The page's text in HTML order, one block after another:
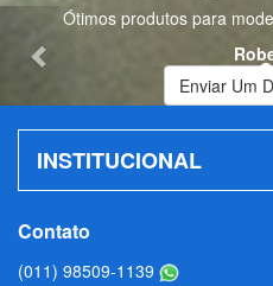
Ótimos produtos para
Previous
Enviar Um
INSTITUCIONAL
Contato
(011) 98509-1139